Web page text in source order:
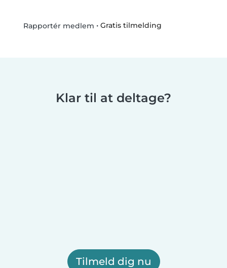
Rapportér medlem • Gratis tilmelding
Klar til at deltage?
Tilmeld dig nu